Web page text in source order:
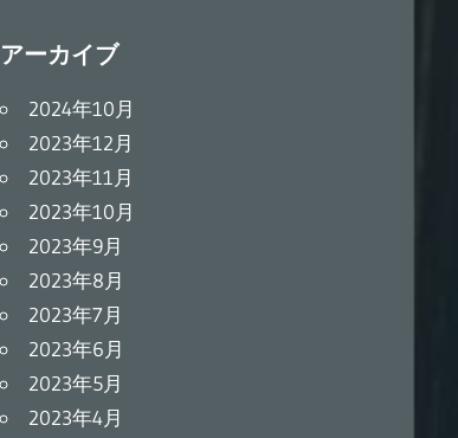
アーカイブ
2024年10月
2023年12月
2023年11月
2023年10月
2023年9月
2023年8月
2023年7月
2023年6月
2023年5月
2023年4月